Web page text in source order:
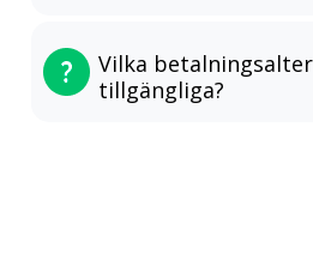
Vilka
tillgängliga?